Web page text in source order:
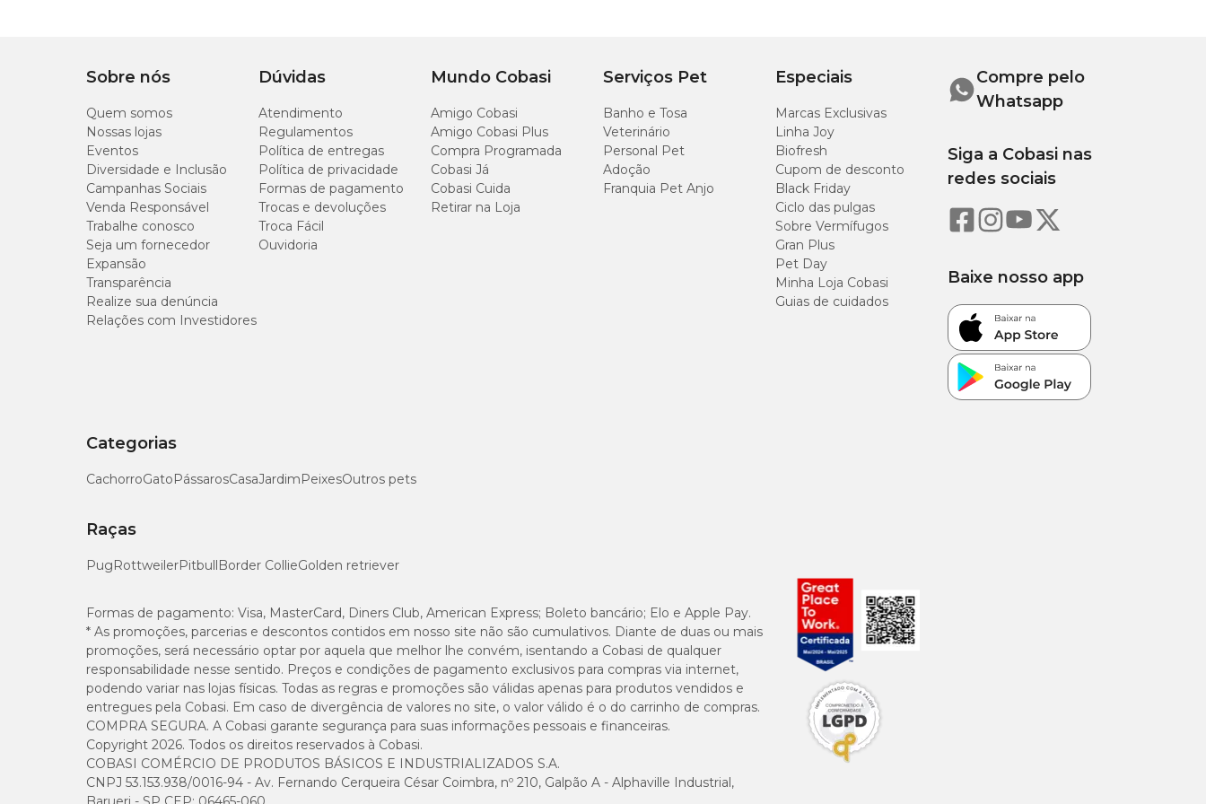
Sobre nós
Quem somos
Nossas lojas
Eventos
Diversidade e Inclusão
Campanhas Sociais
Venda Responsável
Trabalhe conosco
Seja um fornecedor
Expansão
Transparência
Realize sua denúncia
Relações com Investidores
Dúvidas
Atendimento
Regulamentos
Política de entregas
Política de privacidade
Formas de pagamento
Trocas e devoluções
Troca Fácil
Ouvidoria
Mundo Cobasi
Amigo Cobasi
Amigo Cobasi Plus
Compra Programada
Cobasi Já
Cobasi Cuida
Retirar na Loja
Serviços Pet
Banho e Tosa
Veterinário
Personal Pet
Adoção
Franquia Pet Anjo
Especiais
Marcas Exclusivas
Linha Joy
Biofresh
Cupom de desconto
Black Friday
Ciclo das pulgas
Sobre Vermífugos
Gran Plus
Pet Day
Minha Loja Cobasi
Guias de cuidados
Categorias
CachorroGatoPássarosCasaJardimPeixesOutros pets
Raças
PugRottweilerPitbullBorder CollieGolden retriever
Compre pelo
Whatsapp
Siga a Cobasi nas
redes sociais
Baixe nosso app
Formas de pagamento: Visa, MasterCard, Diners Club, American Express; Boleto bancário; Elo e Apple Pay.
* As promoções, parcerias e descontos contidos em nosso site não são cumulativos. Diante de duas ou mais
promoções, será necessário optar por aquela que melhor lhe convém, isentando a Cobasi de qualquer
responsabilidade nesse sentido. Preços e condições de pagamento exclusivos para compras via internet,
podendo variar nas lojas físicas. Todas as regras e promoções são válidas apenas para produtos vendidos e
entregues pela Cobasi. Em caso de divergência de valores no site, o valor válido é o do carrinho de compras.
COMPRA SEGURA. A Cobasi garante segurança para suas informações pessoais e financeiras.
Copyright 2026. Todos os direitos reservados à Cobasi.
COBASI COMÉRCIO DE PRODUTOS BÁSICOS E INDUSTRIALIZADOS S.A.
CNPJ 53.153.938/0016-94 - Av. Fernando Cerqueira César Coimbra, nº 210, Galpão A - Alphaville Industrial,